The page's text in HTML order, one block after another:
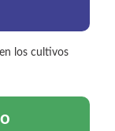
los cultivos